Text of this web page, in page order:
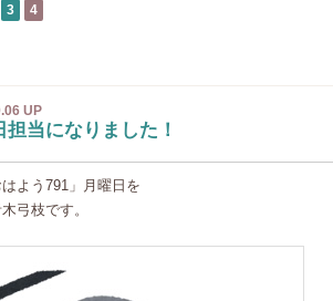
3 4
UP
担当になりました！
よう791」月曜日を
弓枝です。